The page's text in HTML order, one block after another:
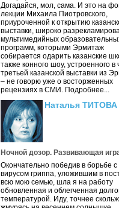
Догадайся, мол, сама. И это на
лекции Михаила Пиотровского,
приуроченной к открытию
выставки, широко
мультимедийных
программ, которыми Эрмитаж
собирается одарить казанские
также конного шоу, устроенного в
третьей казанской выставки из
– не говорю уже о восторженных
рецензиях в СМИ. Подробнее...
Наталья ТИТОВА
Ночной дозор. Развивающая
Окончательно победив в борьбе с
вирусом гриппа, уложившим в
всю мою семью, шла я на работу
обновленная и облегченная
температурой. Иду, точнее